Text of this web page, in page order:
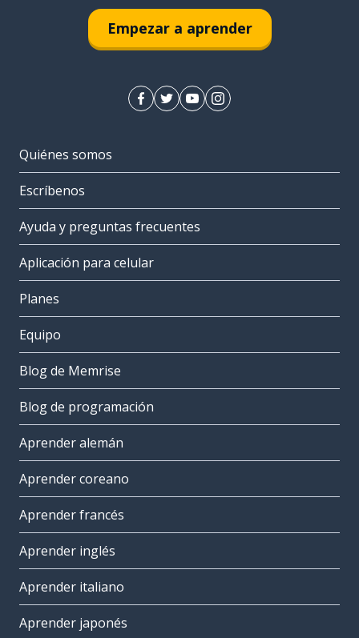
Empezar a aprender
Quiénes somos
Escríbenos
Ayuda y preguntas frecuentes
Aplicación para celular
Planes
Equipo
Blog de Memrise
Blog de programación
Aprender alemán
Aprender coreano
Aprender francés
Aprender inglés
Aprender italiano
Aprender japonés